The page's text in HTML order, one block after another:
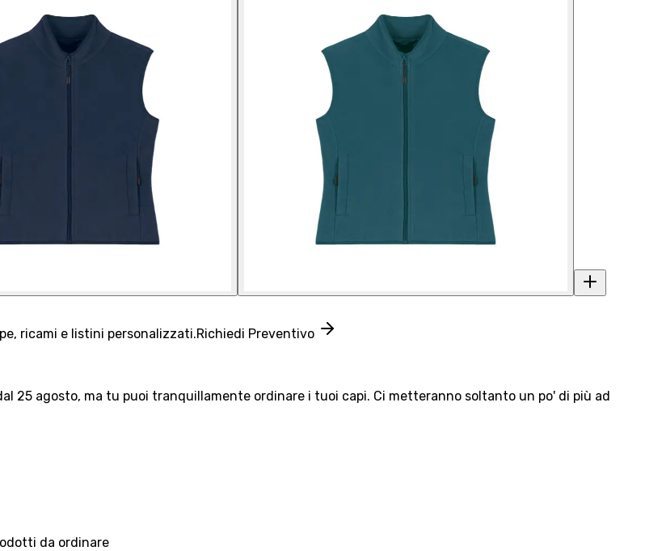
ricami e listini personalizzati.Richiedi Preventivo
25 agosto, ma tu puoi tranquillamente ordinare i tuoi capi. Ci metteranno soltanto un po' di più ad
da ordinare